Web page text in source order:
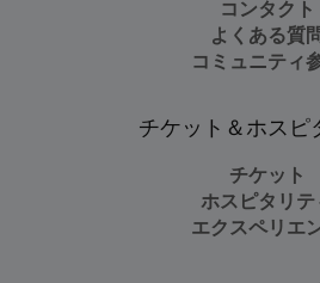
コンタクト
よくある質
コミュニティ
チケット＆ホスピ
チケット
ホスピタリテ
エクスペリエ